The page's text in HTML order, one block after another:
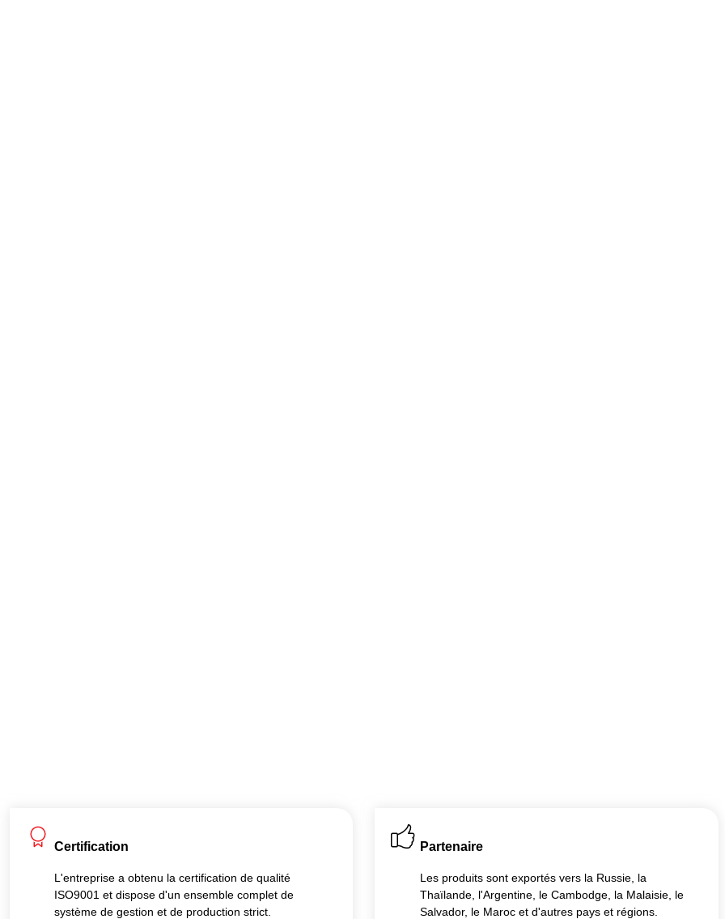
conçu et fabriqué des équipements de pose de conduites adaptés à
rocheuses, machine de pose de conduites de boue, machine de pose
la THAÏLANDE, ISRAËL, le CAMBODGE, la MALAISIE, le
mais participe également activement à la construction de forages de
et nous donner des conseils.
Certification
L'entreprise a obtenu la certification de qualité
ISO9001 et dispose d'un ensemble complet de
système de gestion et de production strict.
Partenaire
Les produits sont exportés vers la Russie, la
Thaïlande, l'Argentine, le Cambodge, la Malaisie, le
Salvador, le Maroc et d'autres pays et régions.